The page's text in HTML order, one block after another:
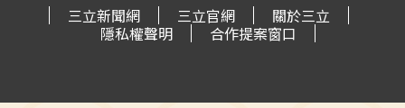
三立新聞網
三立官網
關於三立
隱私權聲明
合作提案窗口